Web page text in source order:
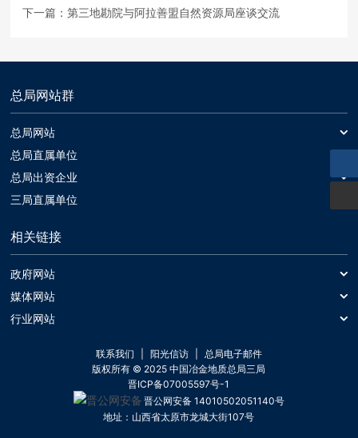
下一篇：第三地勘院与阿拉善盟自然资源局座谈交流
总局网站群
总局网站
总局网站
总局直属单位
中国冶金地质总局一局
中国冶金地质总局二局
中国冶金地质总局山东局
中国冶金地质总局中南局
中国冶金地质总局西北局
中国冶金地质总局矿产资源研究院
中国冶金地质总局矿产资源信息中心
总局出资企业
中基发展建设工程有限责任公司
晶日金刚石工业有限公司
正元国际矿业有限公司
正元地理信息集团股份有限公司
三局直属单位
中晋环境科技有限公司
中国冶金地质总局第三地质勘查院
中国冶金地质总局内蒙古地质勘查院
山西华冶勘测工程技术有限公司
相关链接
政府网站
中国政府网
财政部
媒体网站
新华网
行业网站
联系我们 阳光信访
总局电子邮件
版权所有 © 2025 中国冶金地质总局三局
晋ICP备07005597号-1
晋公网安备 14010502051140号
地址： 山西省太原市龙城大街107号